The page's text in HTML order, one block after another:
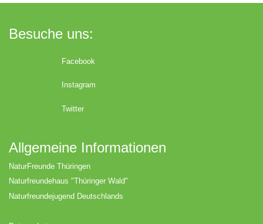
Besuche uns:
Facebook
Instagram
Twitter
Allgemeine Informationen
NaturFreunde Thüringen
Naturfreundehaus "Thüringer Wald"
Naturfreundejugend Deutschlands